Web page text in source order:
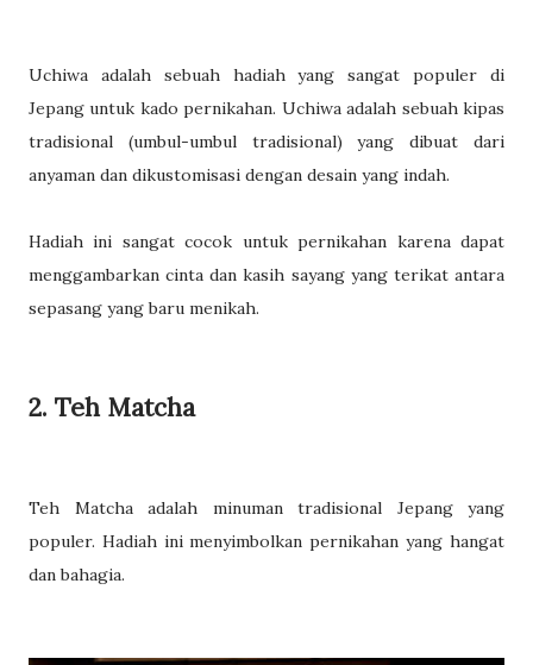
Uchiwa adalah sebuah hadiah yang sangat populer di
Jepang untuk kado pernikahan. Uchiwa adalah sebuah kipas
tradisional (umbul-umbul tradisional) yang dibuat dari
anyaman dan dikustomisasi dengan desain yang indah.
Hadiah ini sangat cocok untuk pernikahan karena dapat
menggambarkan cinta dan kasih sayang yang terikat antara
sepasang yang baru menikah.
2. Teh Matcha
Teh Matcha adalah minuman tradisional Jepang yang
populer. Hadiah ini menyimbolkan pernikahan yang hangat
dan bahagia.